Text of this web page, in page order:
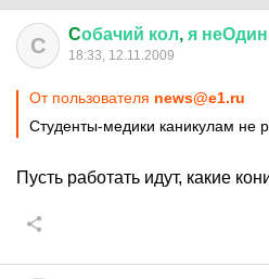
C Cобачий кол, я неОдин
18:33, 12.11.2009
От пользователя news@e1.ru
Студенты-медики каникулам не
Пусть работать идут, какие